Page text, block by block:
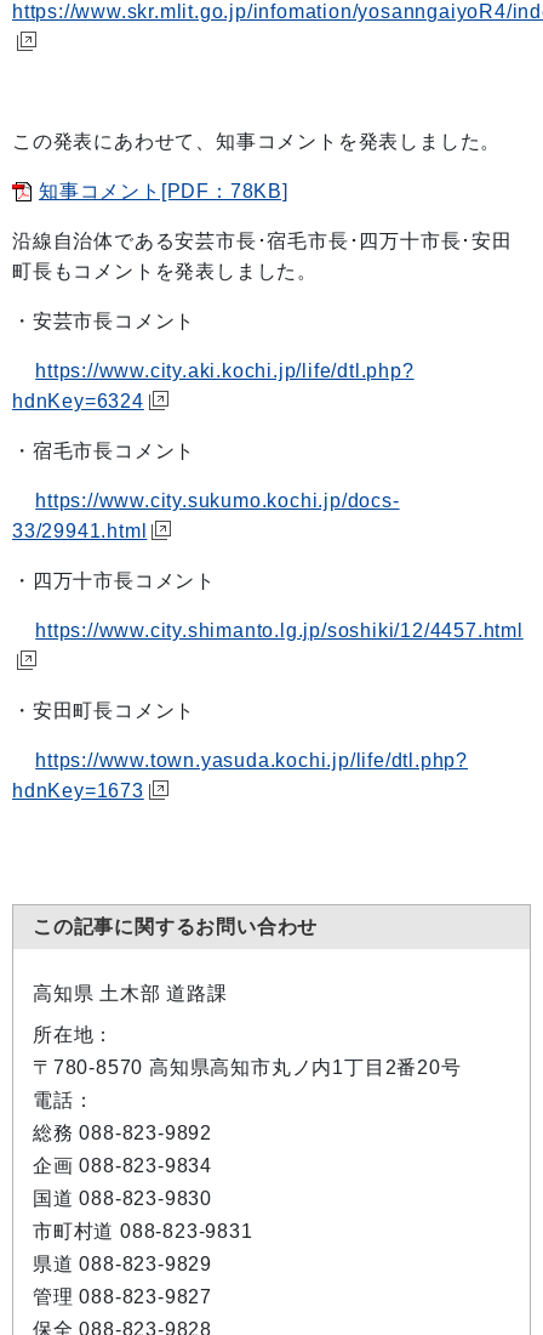
https://www.skr.mlit.go.jp/infomation/yosanngaiyoR4/
この発表にあわせて、知事コメントを発表しました。
知事コメント[PDF：78KB]
沿線自治体である安芸市長･宿毛市長･四万十市長･安田
町長もコメントを発表しました。
・安芸市長コメント
https://www.city.aki.kochi.jp/life/dtl.php?
hdnKey=6324
・宿毛市長コメント
https://www.city.sukumo.kochi.jp/docs-
33/29941.html
・四万十市長コメント
https://www.city.shimanto.lg.jp/soshiki/12/4457.html
・安田町長コメント
https://www.town.yasuda.kochi.jp/life/dtl.php?
hdnKey=1673
この記事に関するお問い合わせ
高知県 土木部 道路課
所在地：
〒780-8570 高知県高知市丸ノ内1丁目2番20号
電話：
総務 088-823-9892
企画 088-823-9834
国道 088-823-9830
市町村道 088-823-9831
県道 088-823-9829
管理 088-823-9827
保全 088-823-9828